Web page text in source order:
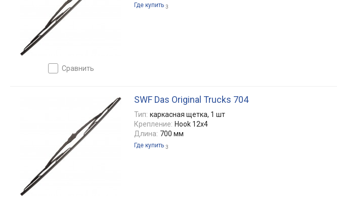
сравнить
Где купить 3
SWF Das Original Trucks 704
Тип: каркасная щетка, 1 шт
Крепление: Hook 12x4
Длина: 700 мм
Где купить 3